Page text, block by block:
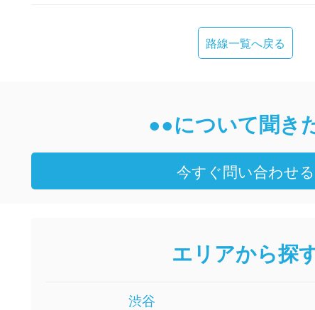
路線一覧へ戻る
●●について聞き
今すぐ問い合わせる
エリアから探
渋谷